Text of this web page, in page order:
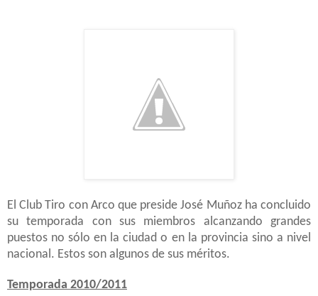
El Club Tiro con Arco que preside José Muñoz ha concluido
su temporada con sus miembros alcanzando grandes
puestos no sólo en la ciudad o en la provincia sino a nivel
nacional. Estos son algunos de sus méritos.
Temporada 2010/2011